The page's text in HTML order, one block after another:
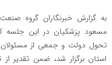
به گزارش خبرنگاران گروه
مسعود پزشکیان در این جلسه
تحول دولت و جمعی از
استان برگزار شد، ضمن تقدیر